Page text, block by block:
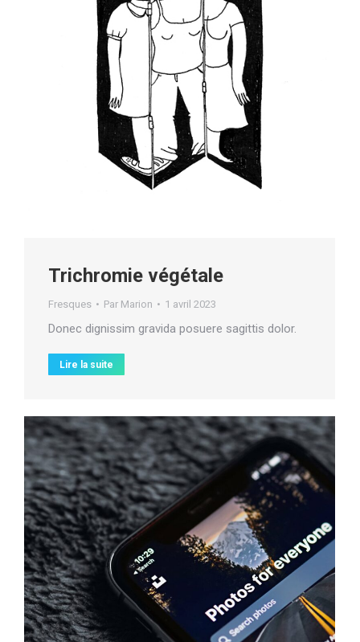
Trichromie végétale
Fresques Par Marion 1 avril 2023
Donec dignissim gravida posuere sagittis dolor.
Lire la suite